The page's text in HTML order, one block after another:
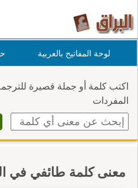
لوحة المفاتيح بالعربية
اكتب كلمة أو جملة قصيرة
المفردات
معنى كلمة طائفي في